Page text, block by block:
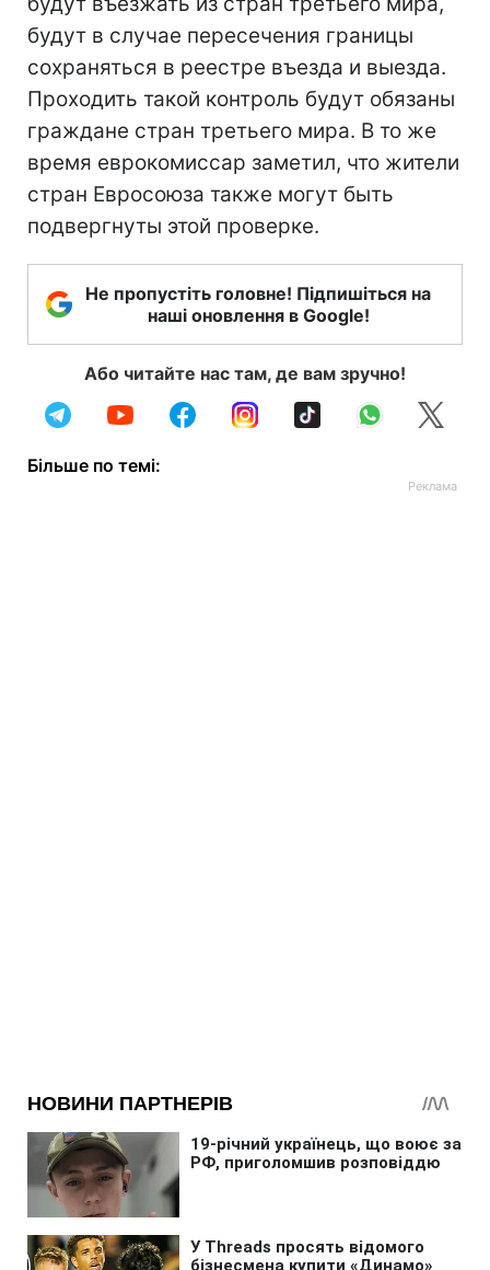
будут в случае пересечения границы
сохраняться в реестре въезда и выезда.
Проходить такой контроль будут обязаны
граждане стран третьего мира. В то же
время еврокомиссар заметил, что жители
стран Евросоюза также могут быть
подвергнуты этой проверке.
Не пропустіть головне! Підпишіться на
наші оновлення в Google!
Або читайте нас там, де вам зручно!
Більше по темі: